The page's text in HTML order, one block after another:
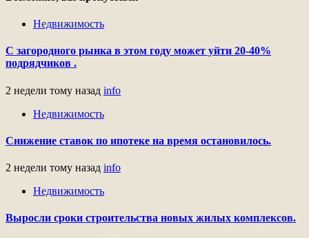
Недвижимость
С загородного рынка в этом году может уйти 20-40%
подрядчиков .
2 недели тому назад info
Недвижимость
Снижение ставок по ипотеке на время остановилось.
2 недели тому назад info
Недвижимость
Выросли сроки строительства новых жилых комплексов.